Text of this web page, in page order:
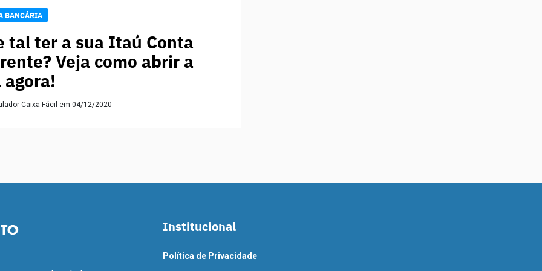
BANCÁRIA
tal ter a sua Itaú Conta
Veja como abrir a
agora!
Caixa Fácil em 04/12/2020
Institucional
Política de Privacidade